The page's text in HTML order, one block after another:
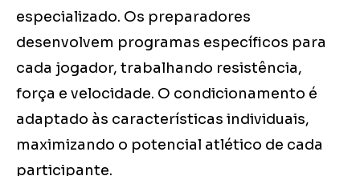
especializado. Os preparadores
desenvolvem programas específicos para
cada jogador, trabalhando resistência,
força e velocidade. O condicionamento é
adaptado às características individuais,
maximizando o potencial atlético de cada
participante.